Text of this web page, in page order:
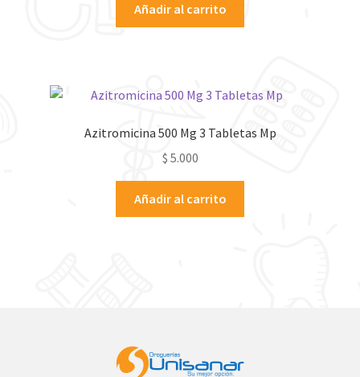
Añadir al carrito
Azitromicina 500 Mg 3 Tabletas Mp
$ 5.000
Añadir al carrito